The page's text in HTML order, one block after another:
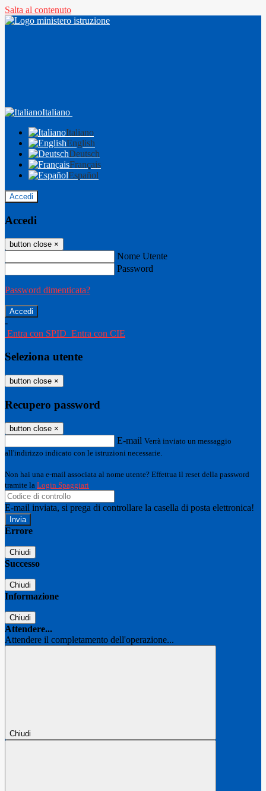
Salta al contenuto
Italiano
Italiano
English
Deutsch
Français
Español
Accedi
Accedi
button close ×
Nome Utente
Password
Password dimenticata?
-
Entra con SPID Entra con CIE
Seleziona utente
button close ×
Recupero password
button close ×
E-mail Verrà inviato un messaggio
all'indirizzo indicato con le istruzioni necessarie.
Non hai una e-mail associata al nome utente? Effettua il reset della password
tramite la Login Spaggiari
E-mail inviata, si prega di controllare la casella di posta elettronica!
Errore
Chiudi
Successo
Chiudi
Informazione
Chiudi
Attendere...
Attendere il completamento dell'operazione...
Chiudi